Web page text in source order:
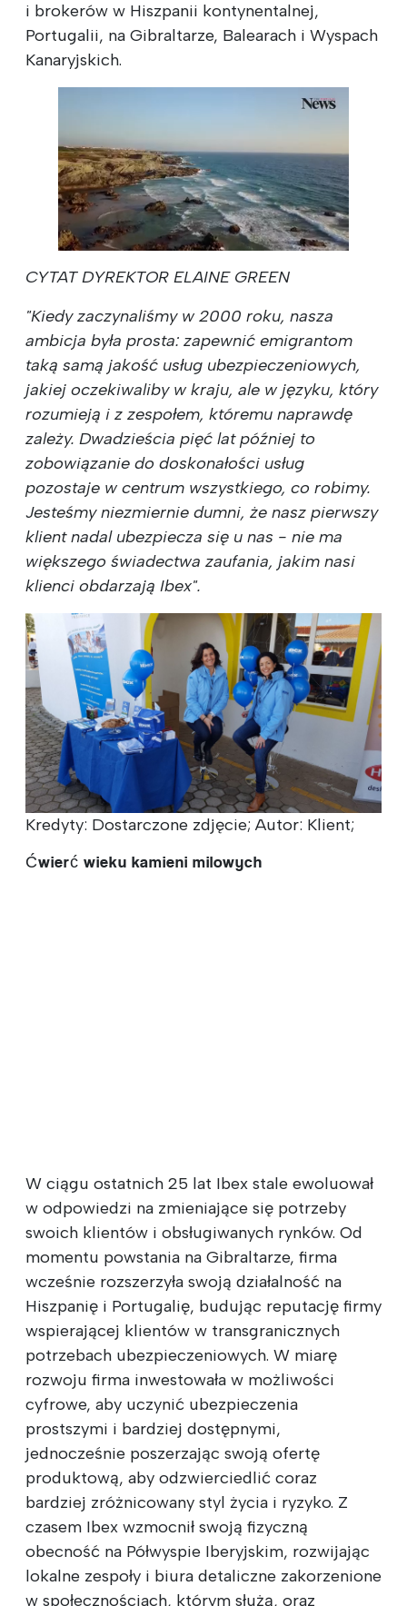
i brokerów w Hiszpanii kontynentalnej,
Portugalii, na Gibraltarze, Balearach i Wyspach
Kanaryjskich.
CYTAT DYREKTOR ELAINE GREEN
"Kiedy zaczynaliśmy w 2000 roku, nasza
ambicja była prosta: zapewnić emigrantom
taką samą jakość usług ubezpieczeniowych,
jakiej oczekiwaliby w kraju, ale w języku, który
rozumieją i z zespołem, któremu naprawdę
zależy. Dwadzieścia pięć lat później to
zobowiązanie do doskonałości usług
pozostaje w centrum wszystkiego, co robimy.
Jesteśmy niezmiernie dumni, że nasz pierwszy
klient nadal ubezpiecza się u nas - nie ma
większego świadectwa zaufania, jakim nasi
klienci obdarzają Ibex".
Kredyty: Dostarczone zdjęcie; Autor: Klient;
Ćwierć wieku kamieni milowych
W ciągu ostatnich 25 lat Ibex stale ewoluował
w odpowiedzi na zmieniające się potrzeby
swoich klientów i obsługiwanych rynków. Od
momentu powstania na Gibraltarze, firma
wcześnie rozszerzyła swoją działalność na
Hiszpanię i Portugalię, budując reputację firmy
wspierającej klientów w transgranicznych
potrzebach ubezpieczeniowych. W miarę
rozwoju firma inwestowała w możliwości
cyfrowe, aby uczynić ubezpieczenia
prostszymi i bardziej dostępnymi,
jednocześnie poszerzając swoją ofertę
produktową, aby odzwierciedlić coraz
bardziej zróżnicowany styl życia i ryzyko. Z
czasem Ibex wzmocnił swoją fizyczną
obecność na Półwyspie Iberyjskim, rozwijając
lokalne zespoły i biura detaliczne zakorzenione
w społecznościach, którym służą, oraz